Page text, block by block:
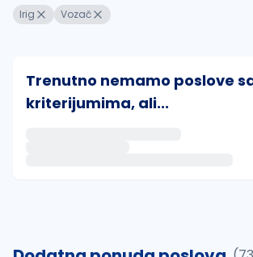
Irig Vozač
Trenutno nemamo poslove
kriterijumima, ali...